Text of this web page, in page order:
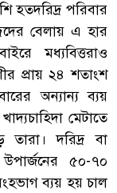
হতদরিদ্র পরিবার
বেলায় এ হার
মধ্যবিত্তরাও
প্রায় ২৪ শতাংশ
অন্যান্য ব্যয়
মেটাতে
তারা। দরিদ্র বা
৫০-৭০
ব্যয় হয় চাল